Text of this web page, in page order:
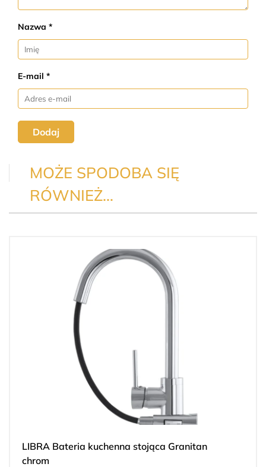
Nazwa *
E-mail *
Dodaj
MOŻE SPODOBA SIĘ
RÓWNIEŻ…
LIBRA Bateria kuchenna stojąca Granitan
chrom